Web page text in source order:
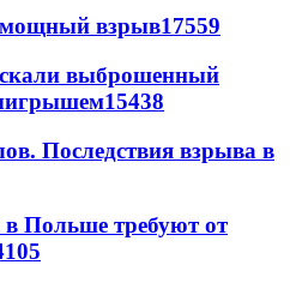
мощный взрыв17559
выброшенный
15438
Последствия взрыва в
в Польше требуют от